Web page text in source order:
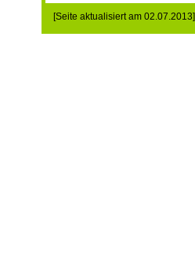
[Seite aktualisiert am 02.07.2013]